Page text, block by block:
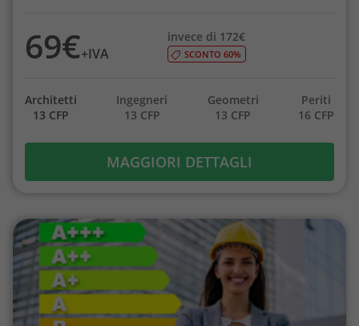
69€+IVA
invece di 172€
SCONTO 60%
Architetti
13 CFP
Ingegneri
13 CFP
Geometri
13 CFP
Periti
16 CFP
MAGGIORI DETTAGLI